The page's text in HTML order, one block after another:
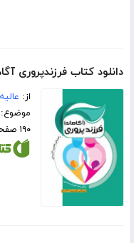
دانلود کتاب فرزندپروری
از:
۱۹۰ صفحه